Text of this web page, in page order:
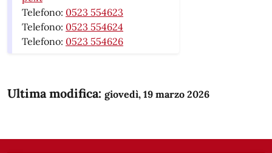
Telefono: 0523 554623
Telefono: 0523 554624
Telefono: 0523 554626
Ultima modifica: giovedì, 19 marzo 2026